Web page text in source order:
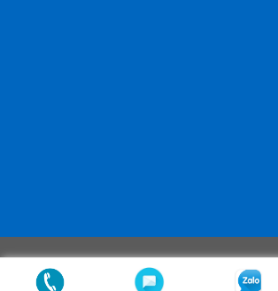
Copyright 2026 ©Thiết kế bởi: